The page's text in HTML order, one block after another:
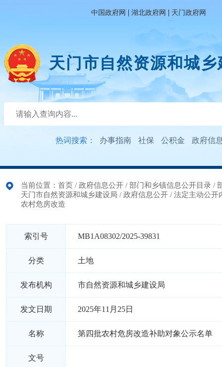
中国政府网 | 湖北政府网 | 天门政府网
天门市自然资源和城
热词搜索： 办事指南 社保 公积金 政府信
当前位置： 首页 / 政府信息公开 / 部门和乡镇信息公开目录 /
天门市自然资源和城乡建设局 / 政府信息公开 / 法定主动公开
农村危房改造
索引号 MB1A08302/2025-39831
分类 土地
发布机构 市自然资源和城乡建设局
发文日期 2025年11月25日
名称 第四批农村危房改造补助对象公示名单
文号